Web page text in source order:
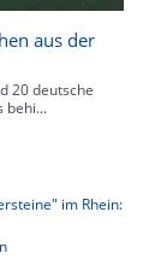
aus der
20 deutsche
behi...
im Rhein: